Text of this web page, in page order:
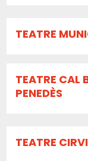
TEATRE
TEATRE CAL
PENEDÈS
TEATRE